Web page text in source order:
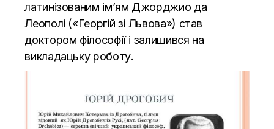
латинізованим ім’ям Джорджио да
Леополі («Георгій зі Львова») став
доктором філософії і залишився на
викладацьку роботу.